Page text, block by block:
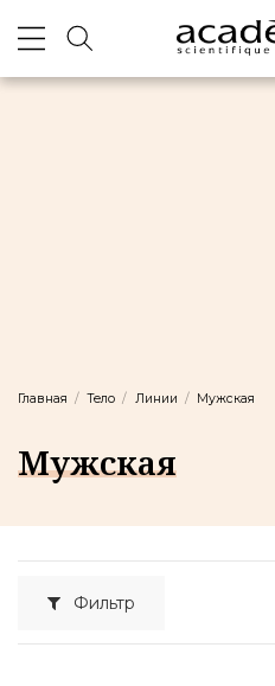
Главная Тело Линии Мужская
Мужская
Фильтр